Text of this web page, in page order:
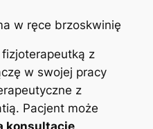
z
w swojej pracy
z
Pacjent może